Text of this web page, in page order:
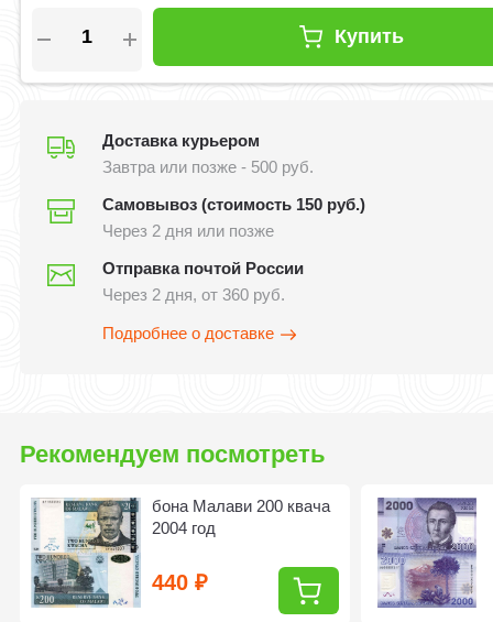
Купить
Доставка курьером
Завтра или позже - 500 руб.
Самовывоз (стоимость 150 руб.)
Через 2 дня или позже
Отправка почтой России
Через 2 дня, от 360 руб.
Подробнее о доставке
Рекомендуем посмотреть
бона Малави 200 квача
2004 год
440₽